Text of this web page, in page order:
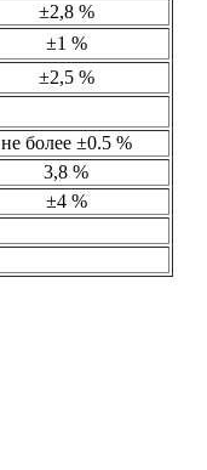
±2,8 %
±1 %
±2,5 %
не более ±0.5 %
3,8 %
±4 %